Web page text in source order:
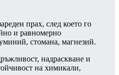
прах, след което го
и равномерно
стомана, магнезий.
надраскване и
на химикали,